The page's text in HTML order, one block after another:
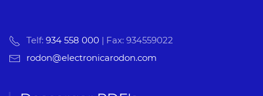
Telf: 934 558 000 | Fax: 934559022
rodon@electronicarodon.com